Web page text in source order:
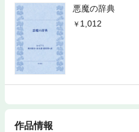
悪魔の辞典
1,012
作品情報